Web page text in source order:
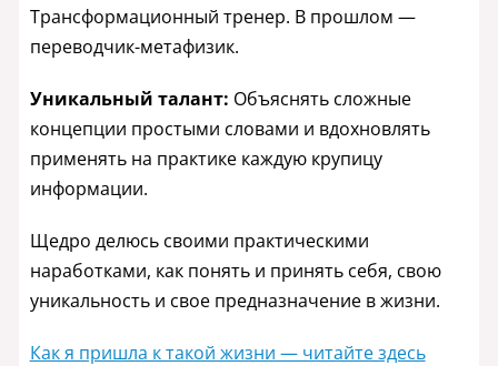
Трансформационный тренер. В прошлом —
переводчик-метафизик.
Уникальный талант: Объяснять сложные
концепции простыми словами и вдохновлять
применять на практике каждую крупицу
информации.
Щедро делюсь своими практическими
наработками, как понять и принять себя, свою
уникальность и свое предназначение в жизни.
Как я пришла к такой жизни — читайте здесь